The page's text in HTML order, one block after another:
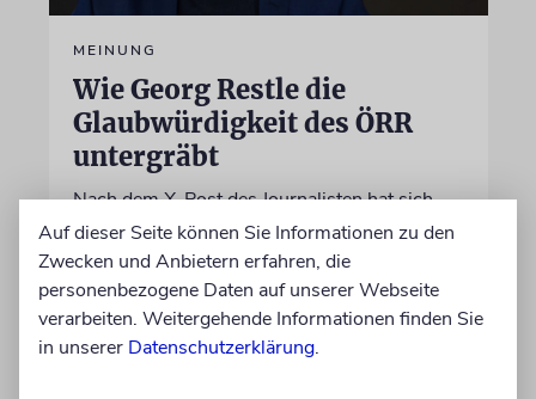
MEINUNG
Wie Georg Restle die
Glaubwürdigkeit des ÖRR
untergräbt
Nach dem X-Post des Journalisten hat sich
Felix Schotland, Vorstand der Synagogen-
Gemeinde Köln, an WDR-
Programmdirektorin Andrea Schafarczyk
gewandt. Wir dokumentieren das Schreiben
im Wortlaut
Auf dieser Seite können Sie Informationen zu den
Zwecken und Anbietern erfahren, die
personenbezogene Daten auf unserer Webseite
verarbeiten. Weitergehende Informationen finden Sie
in unserer Datenschutzerklärung.